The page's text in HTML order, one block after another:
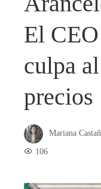
El
culpa
precios
Mariana
106